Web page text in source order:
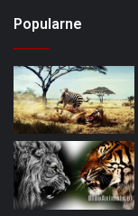
Popularne